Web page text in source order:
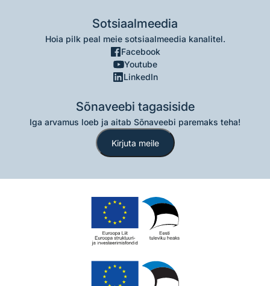
Sotsiaalmeedia
Hoia pilk peal meie sotsiaalmeedia kanalitel.
Facebook
Youtube
LinkedIn
Sõnaveebi tagasiside
Iga arvamus loeb ja aitab Sõnaveebi paremaks teha!
Kirjuta meile